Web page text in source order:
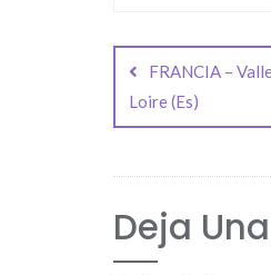
deFRANCIA –
Loire (Es)
Deja